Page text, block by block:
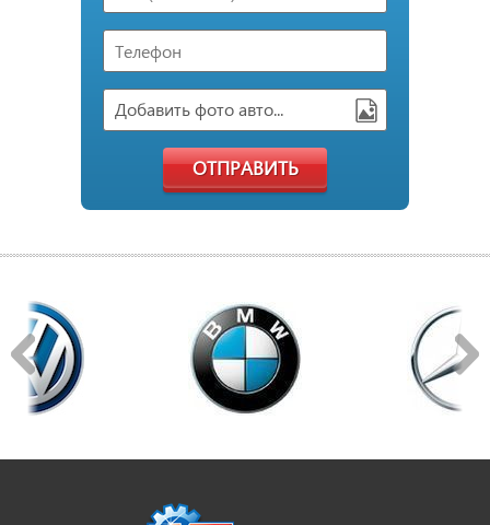
Добавить фото авто...
ОТПРАВИТЬ